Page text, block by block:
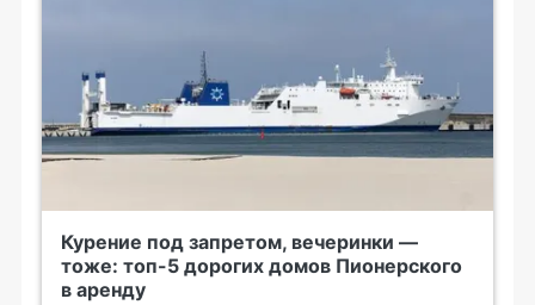
Курение под запретом, вечеринки —
тоже: топ-5 дорогих домов Пионерского
в аренду